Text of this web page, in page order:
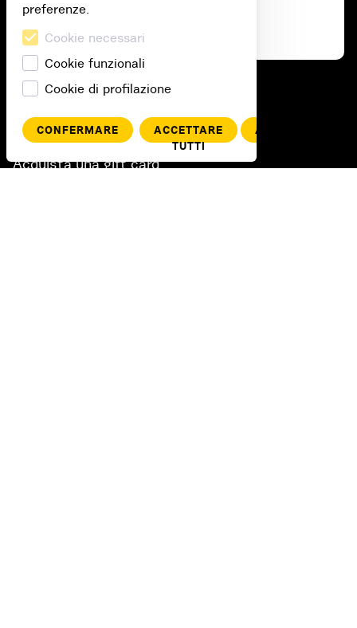
Acquista
Acquista un abbonamento
Acquista una gift card
preferenze.
Cookie necessari
Cookie funzionali
Cookie di profilazione
CONFERMARE
ACCETTARE
TUTTI
ANNULLA